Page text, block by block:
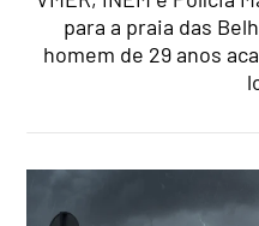
para a praia das
homem de 29 anos